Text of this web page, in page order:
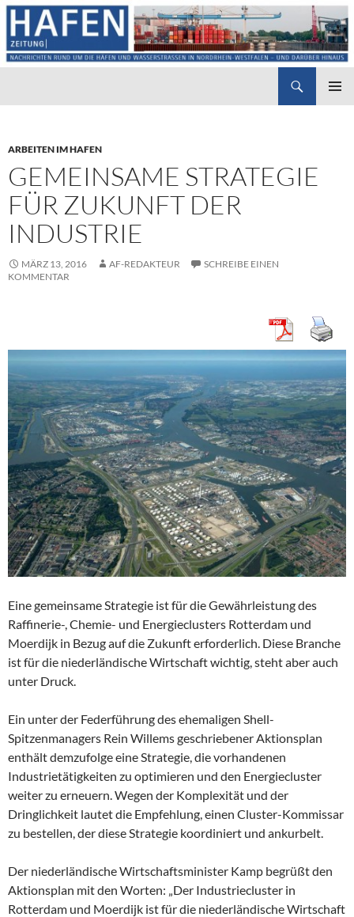
ARBEITEN IM HAFEN
GEMEINSAME STRATEGIE
FÜR ZUKUNFT DER
INDUSTRIE
MÄRZ 13, 2016 AF-REDAKTEUR
SCHREIBE EINEN
KOMMENTAR
Eine gemeinsame Strategie ist für die Gewährleistung des
Raffinerie-, Chemie- und Energieclusters Rotterdam und
Moerdijk in Bezug auf die Zukunft erforderlich. Diese Branche
ist für die niederländische Wirtschaft wichtig, steht aber auch
unter Druck.
Ein unter der Federführung des ehemaligen Shell-
Spitzenmanagers Rein Willems geschriebener Aktionsplan
enthält demzufolge eine Strategie, die vorhandenen
Industrietätigkeiten zu optimieren und den Energiecluster
weiter zu erneuern. Wegen der Komplexität und der
Dringlichkeit lautet die Empfehlung, einen Cluster-Kommissar
zu bestellen, der diese Strategie koordiniert und ankurbelt.
Der niederländische Wirtschaftsminister Kamp begrüßt den
Aktionsplan mit den Worten: „Der Industriecluster in
Rotterdam und Moerdijk ist für die niederländische Wirtschaft